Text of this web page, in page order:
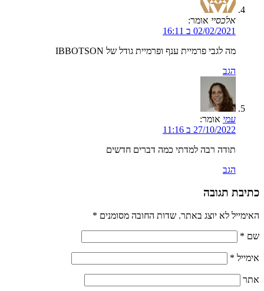
אלכסיי אומר:
02/02/2021 ב 16:11
מה לגבי פרמיית ענף ופרמיית גודל של IBBOTSON
הגב
עמי אומר:
27/10/2022 ב 11:16
תודה רבה למדתי כמה דברים חדשים
הגב
כתיבת תגובה
האימייל לא יוצג באתר. שדות החובה מסומנים *
שם *
אימייל *
אתר